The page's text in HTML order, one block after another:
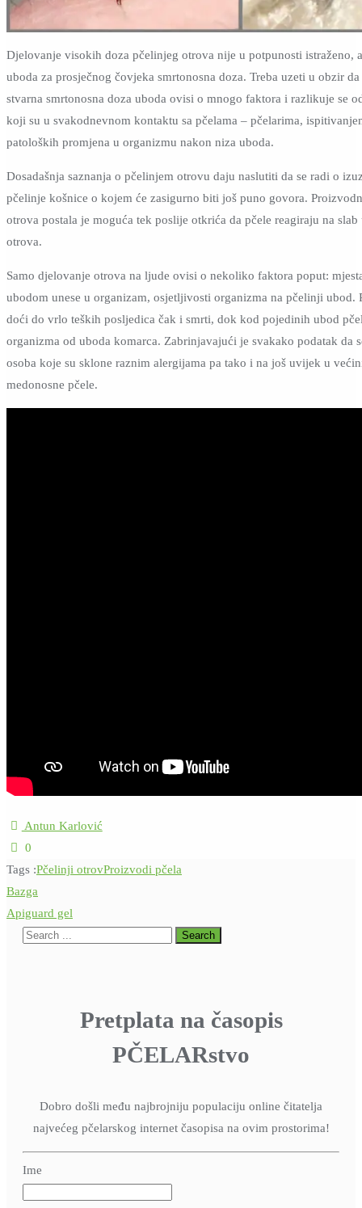
Djelovanje visokih doza pčelinjeg otrova nije u potpunosti istraženo,
uboda za prosječnog čovjeka smrtonosna doza. Treba uzeti u obzir
stvarna smrtonosna doza uboda ovisi o mnogo faktora i razlikuje se
koji su u svakodnevnom kontaktu sa pčelama – pčelarima,
patoloških promjena u organizmu nakon niza uboda.
Dosadašnja saznanja o pčelinjem otrovu daju naslutiti da se radi o
pčelinje košnice o kojem će zasigurno biti još puno govora.
otrova postala je moguća tek poslije otkrića da pčele reagiraju na
otrova.
Samo djelovanje otrova na ljude ovisi o nekoliko faktora poput:
ubodom unese u organizam, osjetljivosti organizma na pčelinji ubod.
doći do vrlo teških posljedica čak i smrti, dok kod pojedinih ubod
organizma od uboda komarca. Zabrinjavajući je svakako podatak da
osoba koje su sklone raznim alergijama pa tako i na još uvijek u
medonosne pčele.
Antun Karlović
0
Tags :Pčelinji otrovProizvodi pčela
Navigacija
objava
Bazga
Apiguard gel
Pretplata na časopis
PČELARstvo
Dobro došli među najbrojniju populaciju online čitatelja
najvećeg pčelarskog internet časopisa na ovim prostorima!
Ime